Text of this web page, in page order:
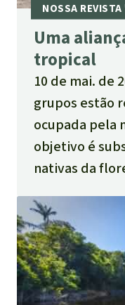
Uma
tropical
10 de mai. de
grupos estão
ocupada pela
objetivo é
nativas da